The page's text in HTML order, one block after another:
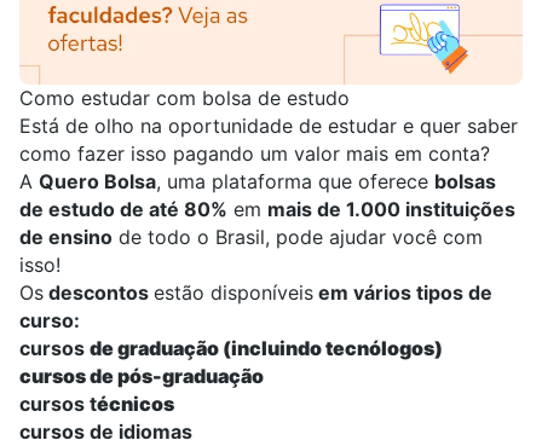
Como estudar com bolsa de estudo
Está de olho na oportunidade de estudar e quer saber
como fazer isso pagando um valor mais em conta?
A Quero Bolsa, uma plataforma que oferece bolsas
de estudo de até 80% em mais de 1.000 instituições
de ensino de todo o Brasil, pode ajudar você com
isso!
Os descontos estão disponíveis em vários tipos de
curso:
cursos de graduação (incluindo tecnólogos)
cursos de pós-graduação
cursos técnicos
cursos de idiomas